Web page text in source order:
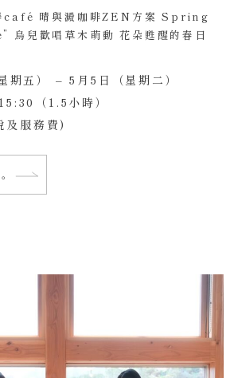
café 晴與澱咖啡ZEN方案 Spring
兒歡唱草木萌動 花朵甦醒的春日
期五） – 5月5日（星期二）
（1.5小時）
服務費)